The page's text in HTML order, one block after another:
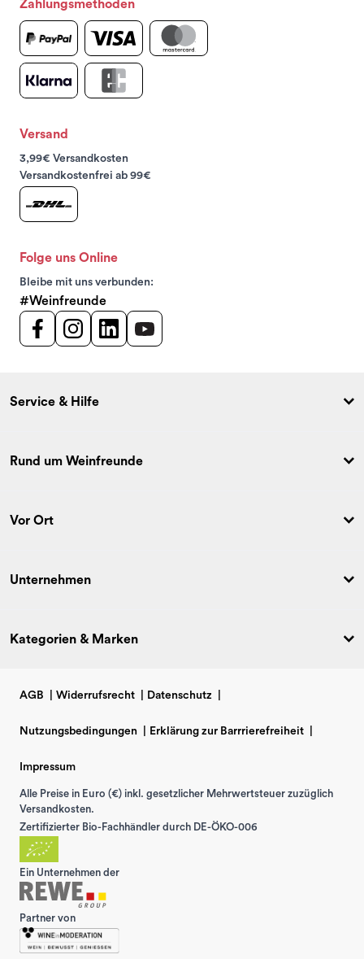
Zahlungsmethoden
Versand
3,99€ Versandkosten
Versandkostenfrei ab 99€
Folge uns Online
Bleibe mit uns verbunden:
#Weinfreunde
Service & Hilfe
Rund um Weinfreunde
Vor Ort
Unternehmen
Kategorien & Marken
AGB Widerrufsrecht Datenschutz
Nutzungsbedingungen Erklärung zur Barrrierefreiheit
Impressum
Alle Preise in Euro (€) inkl. gesetzlicher Mehrwertsteuer zuzüglich
Versandkosten.
Zertifizierter Bio-Fachhändler durch DE-ÖKO-006
Ein Unternehmen der
Partner von